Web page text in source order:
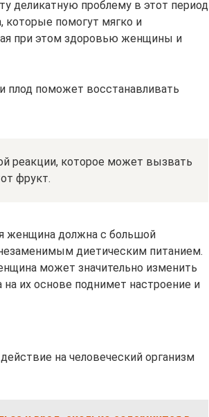
деликатную проблему в этот период
которые помогут мягко и
при этом здоровью женщины и
поможет восстанавливать
реакции, которое может вызвать
фрукт.
женщина должна с большой
диетическим питанием.
может значительно изменить
их основе поднимет настроение и
на человеческий организм